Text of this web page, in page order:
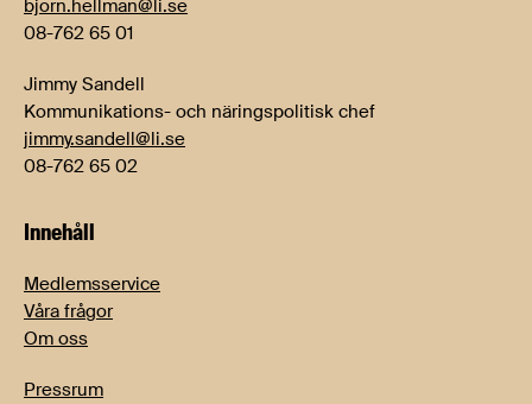
bjorn.hellman@li.se
08-762 65 01
Jimmy Sandell
Kommunikations- och näringspolitisk chef
jimmy.sandell@li.se
08-762 65 02
Innehåll
Medlemsservice
Våra frågor
Om oss
Pressrum